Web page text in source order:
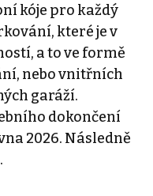
kóje pro každý
které je v
a to ve formě
nebo vnitřních
garáží.
dokončení
2026. Následně